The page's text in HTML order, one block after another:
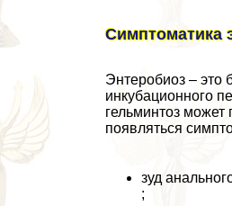
Симптоматика
Энтеробиоз – это
инкубационного
гельминтоз
появляться
зуд
;